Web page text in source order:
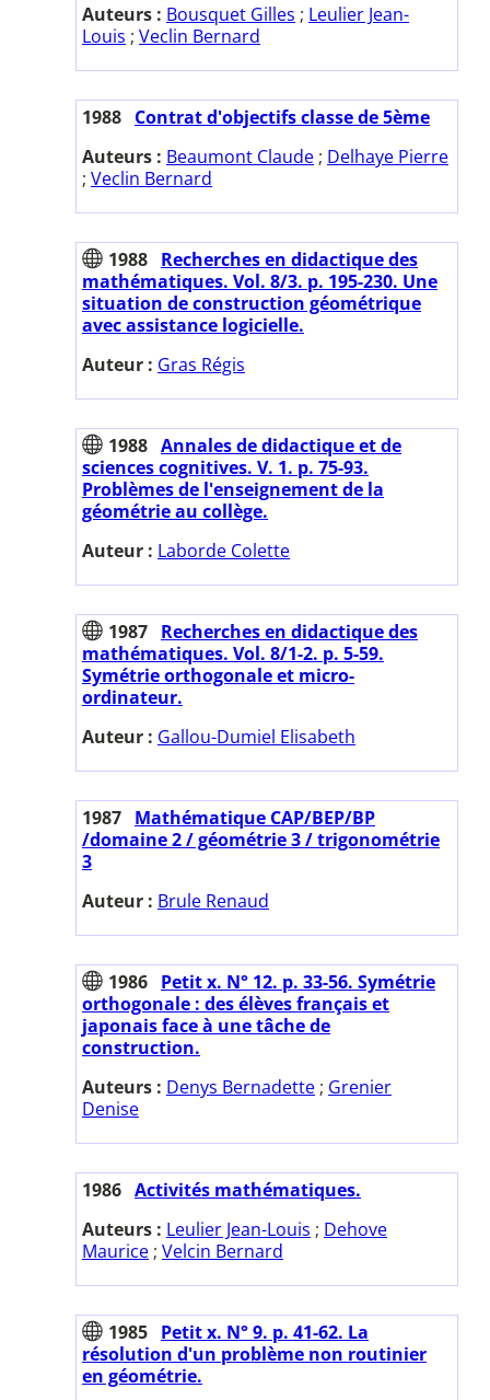
Auteurs : Bousquet Gilles ; Leulier Jean-
Louis ; Veclin Bernard
1988 Contrat d'objectifs classe de 5ème
Auteurs : Beaumont Claude ; Delhaye Pierre
; Veclin Bernard
1988 Recherches en didactique des
mathématiques. Vol. 8/3. p. 195-230. Une
situation de construction géométrique
avec assistance logicielle.
Auteur : Gras Régis
1988 Annales de didactique et de
sciences cognitives. V. 1. p. 75-93.
Problèmes de l'enseignement de la
géométrie au collège.
Auteur : Laborde Colette
1987 Recherches en didactique des
mathématiques. Vol. 8/1-2. p. 5-59.
Symétrie orthogonale et micro-
ordinateur.
Auteur : Gallou-Dumiel Elisabeth
1987 Mathématique CAP/BEP/BP
/domaine 2 / géométrie 3 / trigonométrie
3
Auteur : Brule Renaud
1986 Petit x. N° 12. p. 33-56. Symétrie
orthogonale : des élèves français et
japonais face à une tâche de
construction.
Auteurs : Denys Bernadette ; Grenier
Denise
1986 Activités mathématiques.
Auteurs : Leulier Jean-Louis ; Dehove
Maurice ; Velcin Bernard
1985 Petit x. N° 9. p. 41-62. La
résolution d'un problème non routinier
en géométrie.